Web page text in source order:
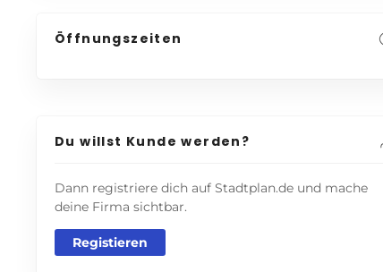
Öffnungszeiten
Du willst Kunde werden?
Dann registriere dich auf Stadtplan.de und mache
deine Firma sichtbar.
Registieren